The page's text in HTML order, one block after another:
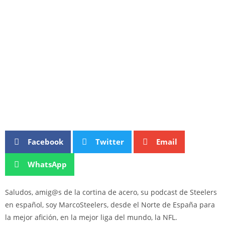
Facebook Twitter Email
WhatsApp
Saludos, amig@s de la cortina de acero, su podcast de Steelers
en español, soy MarcoSteelers, desde el Norte de España para
la mejor afición, en la mejor liga del mundo, la NFL.